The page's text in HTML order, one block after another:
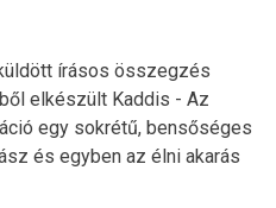
írásos összegzés
elkészült Kaddis - Az
egy sokrétű, bensőséges
és egyben az élni akarás